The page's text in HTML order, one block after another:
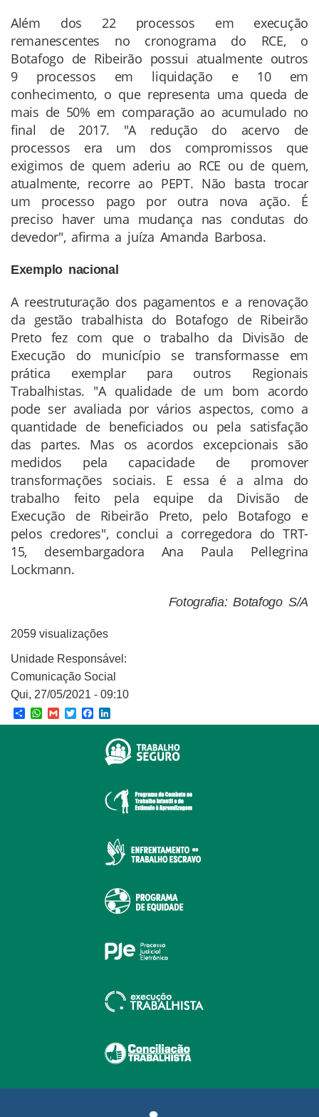
Além dos 22 processos em execução
remanescentes no cronograma do RCE, o
Botafogo de Ribeirão possui atualmente outros
9 processos em liquidação e 10 em
conhecimento, o que representa uma queda de
mais de 50% em comparação ao acumulado no
final de 2017. "A redução do acervo de
processos era um dos compromissos que
exigimos de quem aderiu ao RCE ou de quem,
atualmente, recorre ao PEPT. Não basta trocar
um processo pago por outra nova ação. É
preciso haver uma mudança nas condutas do
devedor", afirma a juíza Amanda Barbosa.
Exemplo nacional
A reestruturação dos pagamentos e a renovação
da gestão trabalhista do Botafogo de Ribeirão
Preto fez com que o trabalho da Divisão de
Execução do município se transformasse em
prática exemplar para outros Regionais
Trabalhistas. "A qualidade de um bom acordo
pode ser avaliada por vários aspectos, como a
quantidade de beneficiados ou pela satisfação
das partes. Mas os acordos excepcionais são
medidos pela capacidade de promover
transformações sociais. E essa é a alma do
trabalho feito pela equipe da Divisão de
Execução de Ribeirão Preto, pelo Botafogo e
pelos credores", conclui a corregedora do TRT-
15, desembargadora Ana Paula Pellegrina
Lockmann.
Fotografia: Botafogo S/A
2059 visualizações
Unidade Responsável:
Comunicação Social
Qui, 27/05/2021 - 09:10
ShareWhatsApp
GmailTwitterFacebook